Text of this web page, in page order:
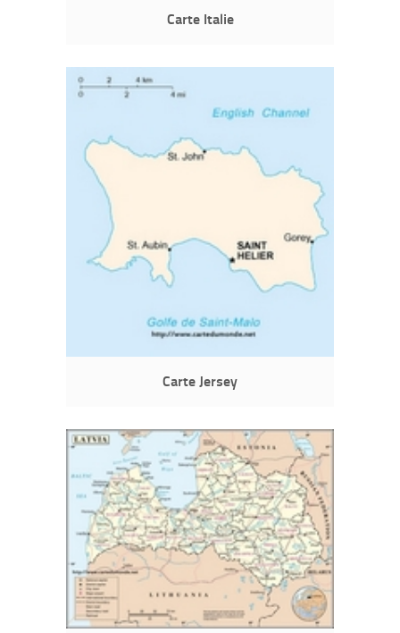
Carte Italie
Carte Jersey